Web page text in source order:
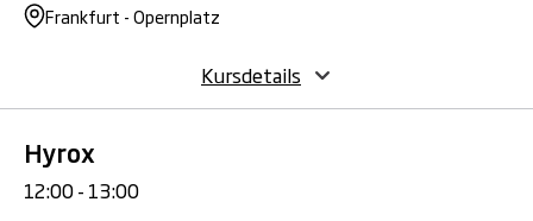
Frankfurt - Opernplatz
Kursdetails
Hyrox
12:00 - 13:00